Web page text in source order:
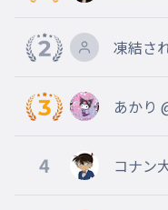
わたがし
ちょこ
チョコマシ
果汁ぐみ
凍結さ
あかり
4 コナン